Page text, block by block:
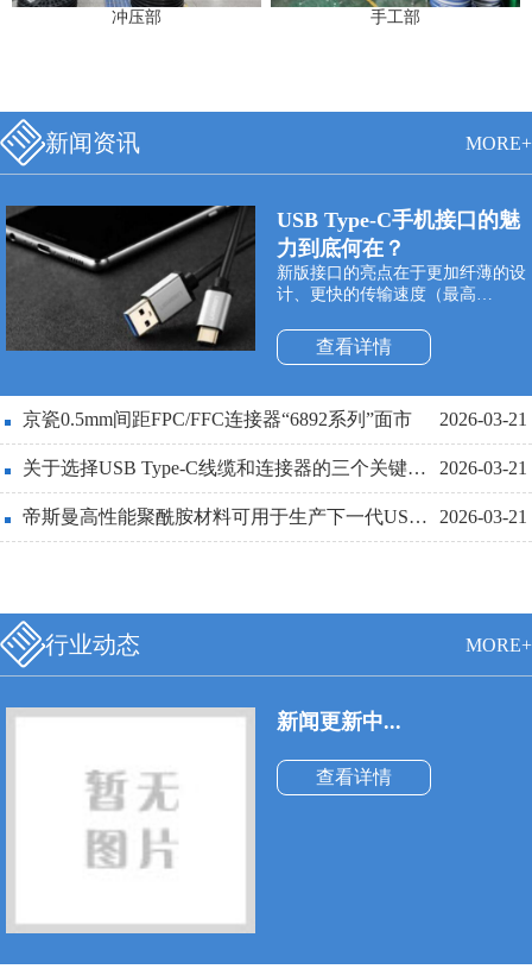
冲压部 手工部
新闻资讯 MORE+
USB Type-C手机接口的魅
力到底何在？
新版接口的亮点在于更加纤薄的设
计、更快的传输速度（最高
（最高100W）。Type-C双面可插
接口最大的特点是支持USB接口双
不准”的世界性难题，正反面随便
插。同时与它配套使用的USB数据
线也必须更细和更轻便。
查看详情
京瓷0.5mm间距FPC/FFC连接器“6892系列”面市 2026-03-21
关于选择USB Type-C线缆和连接器的三个关键设计点详解 2026-03-21
帝斯曼高性能聚酰胺材料可用于生产下一代USBType-C连接器 2026-03-21
行业动态 MORE+
新闻更新中...
查看详情